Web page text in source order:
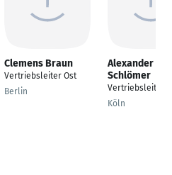
Clemens Braun
Vertriebsleiter Ost
Berlin
Alexander
Schlömer
Vertriebsleiter
Köln